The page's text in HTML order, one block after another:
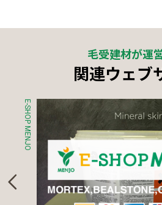
毛受建材が運
関連ウェブ
E-SHOP MENJO